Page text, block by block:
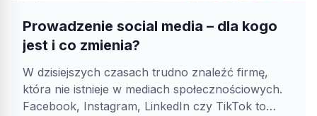
Prowadzenie social media – dla kogo
jest i co zmienia?
W dzisiejszych czasach trudno znaleźć firmę,
która nie istnieje w mediach społecznościowych.
Facebook, Instagram, LinkedIn czy TikTok to